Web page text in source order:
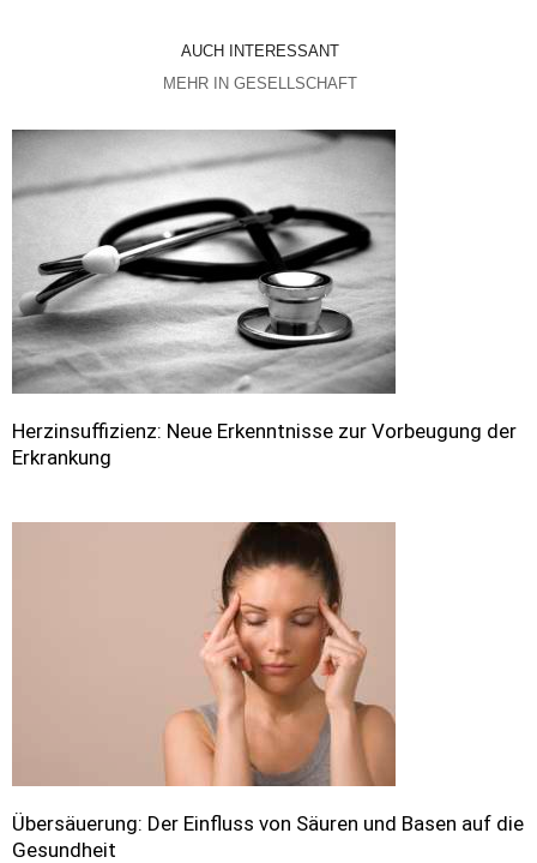
AUCH INTERESSANT
MEHR IN GESELLSCHAFT
Herzinsuffizienz: Neue Erkenntnisse zur Vorbeugung der
Erkrankung
Übersäuerung: Der Einfluss von Säuren und Basen auf die
Gesundheit